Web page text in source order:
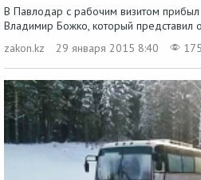
В Павлодар с рабочим визитом
Владимир Божко, который представил
zakon.kz
29 января 2015 8:40